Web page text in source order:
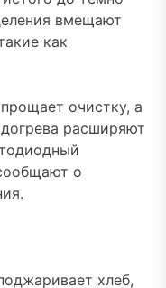
вмещают
как
очистку, а
расширяют
о
хлеб,